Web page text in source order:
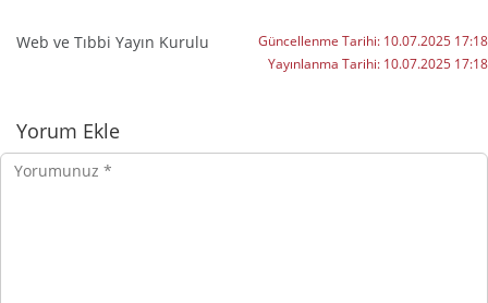
Web ve Tıbbi Yayın Kurulu Güncellenme Tarihi: 10.07.2025 17:18
Yayınlanma Tarihi: 10.07.2025 17:18
Yorumlar
Yorum Ekle
Yorumunuz